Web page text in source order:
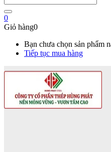
0
Giỏ hàng0
Bạn chưa chọn sản phẩm
Tiếp tục mua hàng